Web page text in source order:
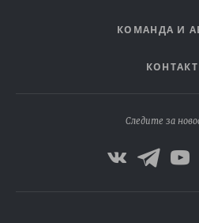
КОМАНДА И
Следите за